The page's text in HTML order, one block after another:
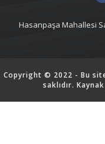
Hasanpaşa Mahallesi
Copyright © 2022 - Bu
saklıdır.